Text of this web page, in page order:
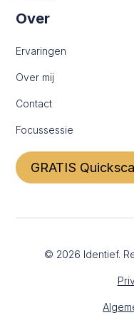
Over
Ervaringen
Over mij
Contact
Focussessie
GRATIS
© 2026 Identief.